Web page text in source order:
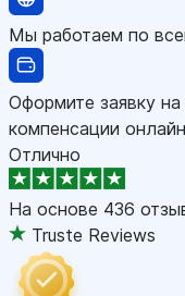
Мы работаем по
Оформите заявку
компенсации
Отлично
На основе 436
Truste Reviews